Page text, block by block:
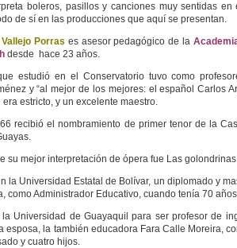
boleros, pasillos y canciones muy sentidas en
de sí en las producciones que aquí se presentan.
Porras es asesor pedagógico de la
desde hace 23 años.
estudió en el Conservatorio tuvo como
y “al mejor de los mejores: el español Carlos
estricto, y un excelente maestro.
recibió el nombramiento de primer tenor de la
su mejor interpretación de ópera fue Las
la Universidad Estatal de Bolívar, un diplomado y
como Administrador Educativo, cuando tenía 70
Universidad de Guayaquil para ser profesor de
esposa, la también educadora Fara Calle Moreira,
y cuatro hijos.